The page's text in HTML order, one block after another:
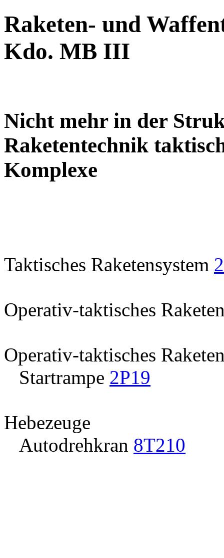
Raketen- und
Kdo. MB III
Nicht mehr in der
Raketentechnik
Komplexe
Taktisches Raketensystem
Operativ-taktisches
Operativ-taktisches
Startrampe 2P19
Hebezeuge
Autodrehkran 8T210